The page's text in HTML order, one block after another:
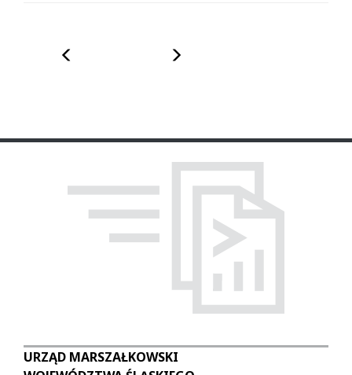
URZĄD MARSZAŁKOWSKI